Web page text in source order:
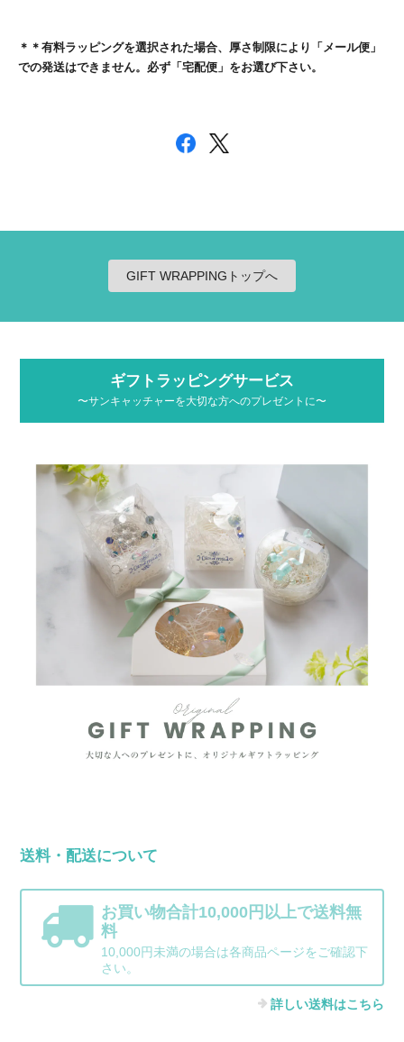
＊＊有料ラッピングを選択された場合、厚さ制限により「メール便」
での発送はできません。 必ず「宅配便」をお選び下さい。
GIFT WRAPPINGトップへ
ギフトラッピングサービス
〜サンキャッチャーを大切な方へのプレゼントに〜
送料・配送について
お買い物合計10,000円以上で送料無
料
10,000円未満の場合は各商品ページをご確認下
さい。
詳しい送料はこちら